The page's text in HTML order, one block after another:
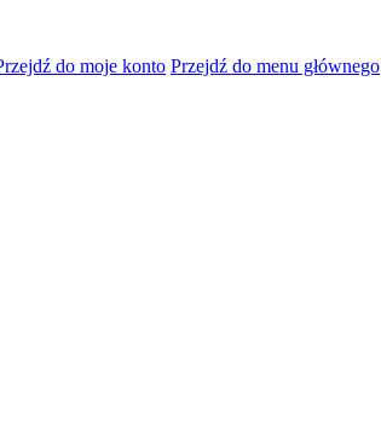
do moje konto Przejdź do menu głównego